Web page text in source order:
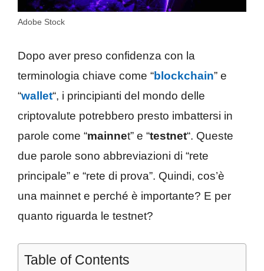
Adobe Stock
Dopo aver preso confidenza con la
terminologia chiave come “blockchain” e
“wallet“, i principianti del mondo delle
criptovalute potrebbero presto imbattersi in
parole come “mainnet” e “testnet“. Queste
due parole sono abbreviazioni di “rete
principale” e “rete di prova”. Quindi, cos’è
una mainnet e perché è importante? E per
quanto riguarda le testnet?
Table of Contents